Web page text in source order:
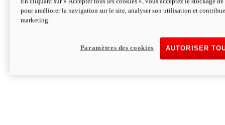
Hypermotard V2 SP 100
Découvrez-le
pour améliorer la navigation sur le site, analyser son utilisation et
marketing.
AUTORISER
Paramètres des cookies